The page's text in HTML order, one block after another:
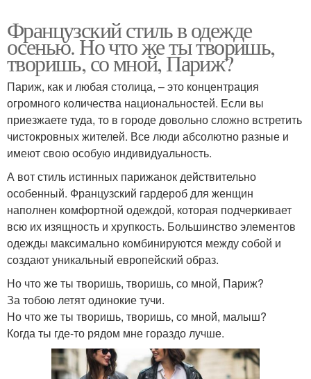
Французский стиль в одежде
осенью. Но что же ты творишь,
творишь, со мной, Париж?
Париж, как и любая столица, – это концентрация
огромного количества национальностей. Если вы
приезжаете туда, то в городе довольно сложно встретить
чистокровных жителей. Все люди абсолютно разные и
имеют свою особую индивидуальность.
А вот стиль истинных парижанок действительно
особенный. Французский гардероб для женщин
наполнен комфортной одеждой, которая подчеркивает
всю их изящность и хрупкость. Большинство элементов
одежды максимально комбинируются между собой и
создают уникальный европейский образ.
Но что же ты творишь, творишь, со мной, Париж?
За тобою летят одинокие тучи.
Но что же ты творишь, творишь, со мной, малыш?
Когда ты где-то рядом мне гораздо лучше.